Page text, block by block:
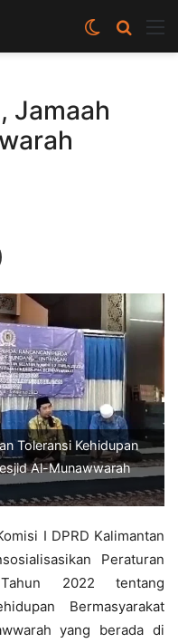
Cari
berita
Switch
skin
Jamaah
Toleransi Kehidupan
Al-Munawwarah
I DPRD Kalimantan
Peraturan
2022 tentang
Bermasyarakat
yang berada di